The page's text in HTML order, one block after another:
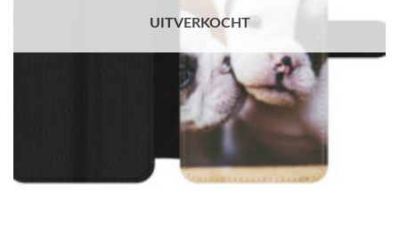
UITVERKOCHT